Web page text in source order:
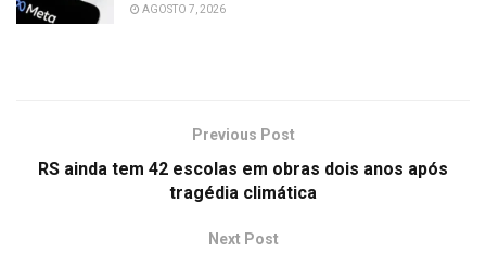
AGOSTO 7, 2026
Previous Post
RS ainda tem 42 escolas em obras dois anos após
tragédia climática
Next Post